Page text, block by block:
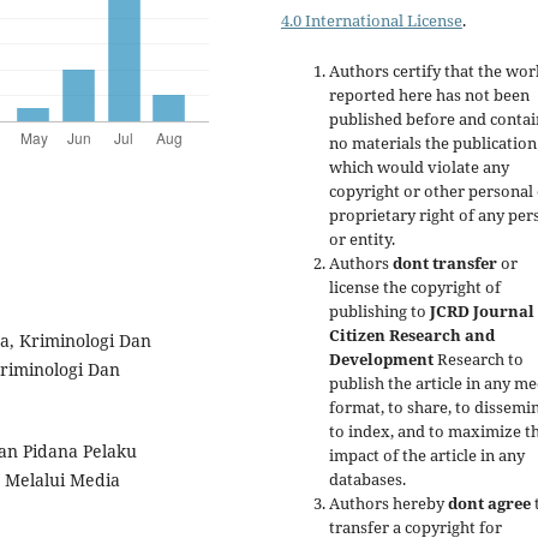
Kriminologi Dan
Dan
Pidana Pelaku
Melalui Media
4.0 International License.
Authors certify that the
reported here has not been
published before and
no materials the
which would violate any
copyright or other personal
proprietary right of any
or entity.
Authorsdont transferor
license the copyright of
publishing to JCRD
Citizen Research and
DevelopmentResearch to
publish the article in any
format, to share, to
to index, and to maximize
impact of the article in any
databases.
Authors herebydont agree
transfer a copyright for